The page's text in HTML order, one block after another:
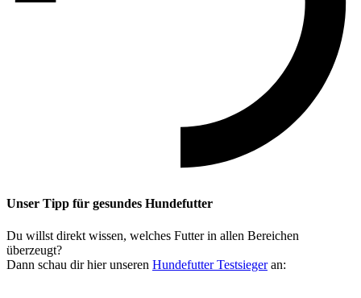
Unser Tipp für gesundes Hundefutter
Du willst direkt wissen, welches Futter in allen Bereichen
überzeugt?
Dann schau dir hier unseren Hundefutter Testsiegeran: